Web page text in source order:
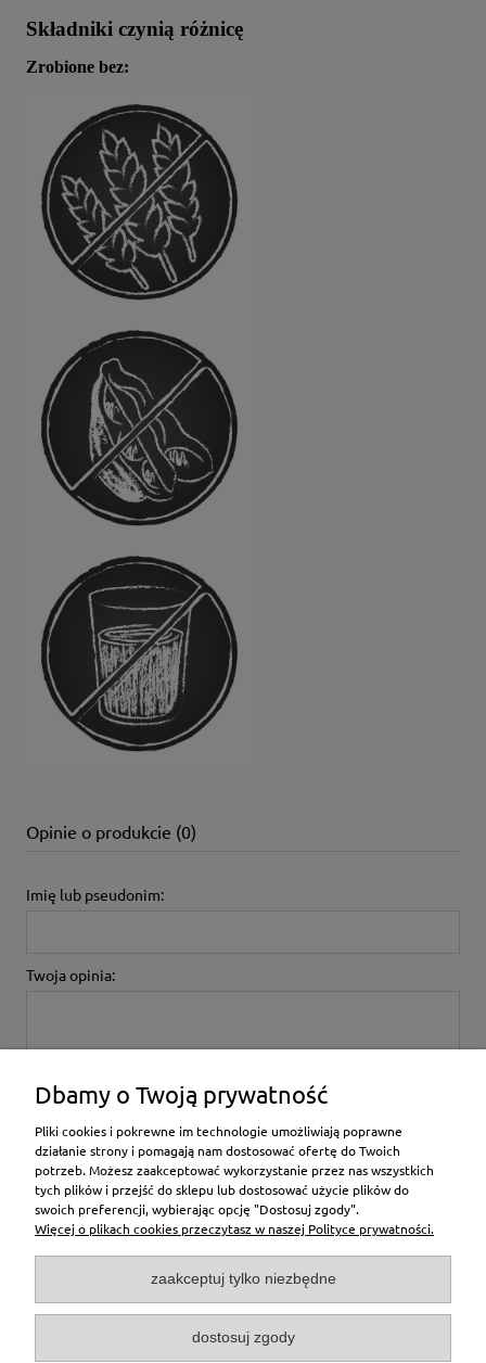
Składniki czynią różnicę
Zrobione bez:
Opinie o produkcie (0)
Imię lub pseudonim:
Twoja opinia:
Moje konto
Pomoc
Płatności i dostawa
Dbamy o Twoją prywatność
Pliki cookies i pokrewne im technologie umożliwiają poprawne
działanie strony i pomagają nam dostosować ofertę do Twoich
potrzeb. Możesz zaakceptować wykorzystanie przez nas wszystkich
tych plików i przejść do sklepu lub dostosować użycie plików do
swoich preferencji, wybierając opcję "Dostosuj zgody".
Więcej o plikach cookies przeczytasz w naszej Polityce prywatności.
zaakceptuj tylko niezbędne
dostosuj zgody